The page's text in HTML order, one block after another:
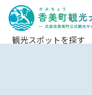
観光スポットを探す